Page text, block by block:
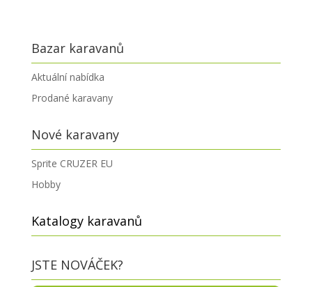
Bazar karavanů
Aktuální nabídka
Prodané karavany
Nové karavany
Sprite CRUZER EU
Hobby
Katalogy karavanů
JSTE NOVÁČEK?